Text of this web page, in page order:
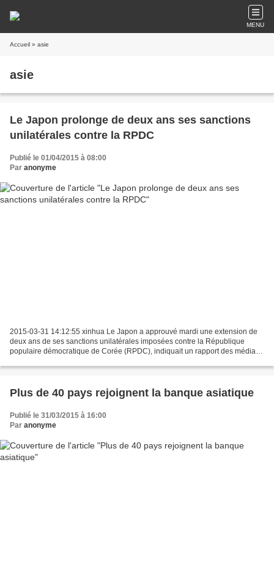
MENU
Accueil » asie
asie
Le Japon prolonge de deux ans ses sanctions
unilatérales contre la RPDC
Publié le 01/04/2015 à 08:00
Par anonyme
2015-03-31 14:12:55 xinhua Le Japon a approuvé mardi une extension de
deux ans de ses sanctions unilatérales imposées contre la République
populaire démocratique de Corée (RPDC), indiquait un rapport des médias
Plus de 40 pays rejoignent la banque asiatique
Publié le 31/03/2015 à 16:00
Par anonyme